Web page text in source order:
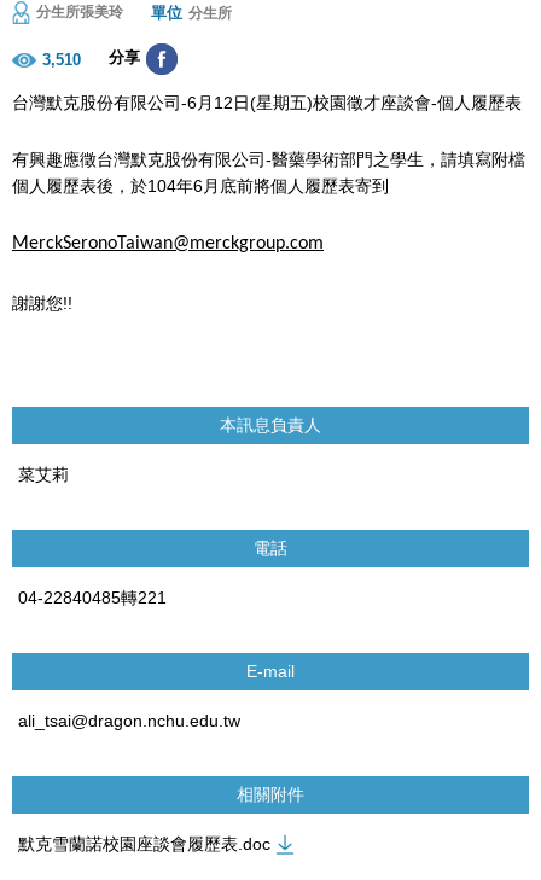
分生所張美玲 單位 分生所
3,510 分享
台灣默克股份有限公司-6月12日(星期五)校園徵才座談會-個人履歷表
有興趣應徵台灣默克股份有限公司-醫藥學術部門之學生，請填寫附檔
個人履歷表後，於104年6月底前將個人履歷表寄到
MerckSeronoTaiwan@merckgroup.com
謝謝您!!
本訊息負責人
菜艾莉
電話
04-22840485轉221
E-mail
ali_tsai@dragon.nchu.edu.tw
相關附件
默克雪蘭諾校園座談會履歷表.doc